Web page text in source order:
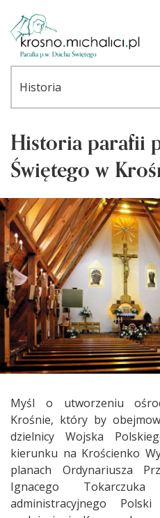
Historia parafii
Świętego w
Myśl o utworzeniu
Krośnie, który by
dzielnicy Wojska
kierunku na Krościenko
planach Ordynariusza
Ignacego
administracyjnego